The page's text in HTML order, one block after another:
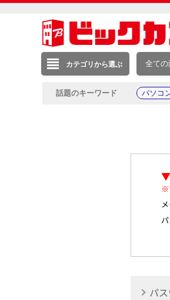
カテゴリから選ぶ 全ての
話題のキーワード パソコ
▼
※
パ